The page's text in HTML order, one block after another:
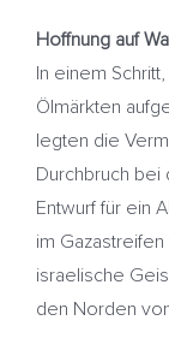
Hoffnung auf
In einem
Ölmärkten
legten die
Durchbruch
Entwurf für ein
im
israelische
den Norden